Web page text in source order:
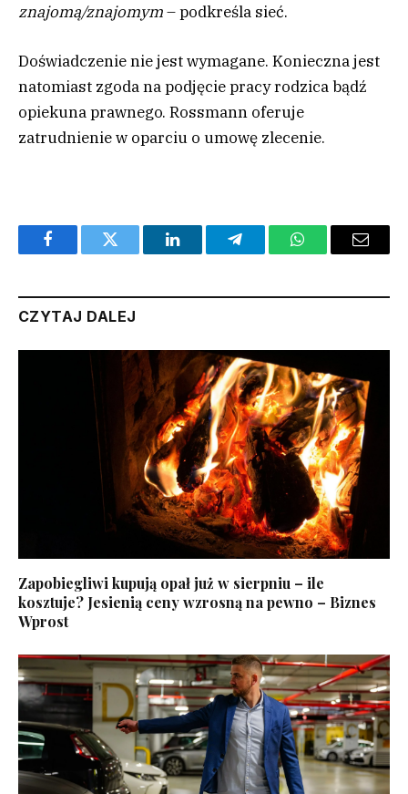
znajomą/znajomym– podkreśla sieć.
Doświadczenie nie jest wymagane. Konieczna jest
natomiast zgoda na podjęcie pracy rodzica bądź
opiekuna prawnego. Rossmann oferuje
zatrudnienie w oparciu o umowę zlecenie.
FacebookTwitter LinkedInTelegramWhatsAppEmail
CZYTAJ DALEJ
Zapobiegliwi kupują opał już w sierpniu – ile
kosztuje? Jesienią ceny wzrosną na pewno – Biznes
Wprost